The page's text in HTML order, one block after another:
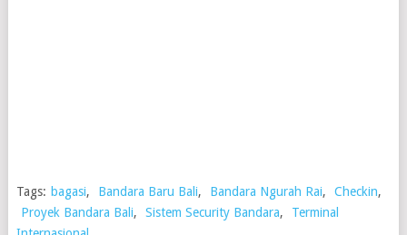
Tags: bagasi, Bandara Baru Bali, Bandara Ngurah Rai, Checkin,
Proyek Bandara Bali, Sistem Security Bandara,
Terminal